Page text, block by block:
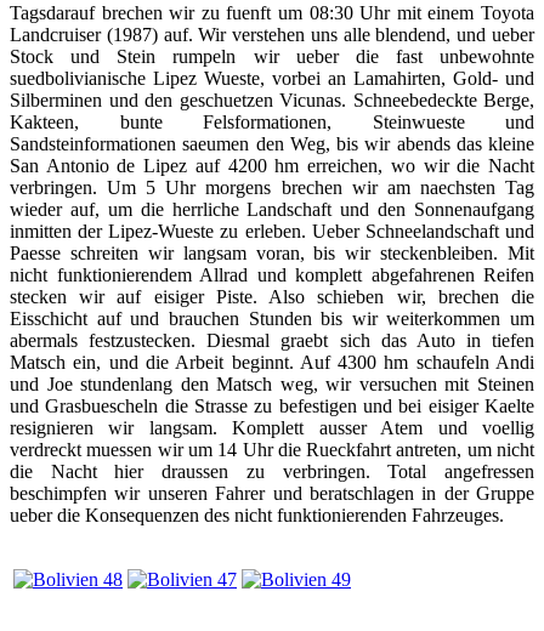
Tagsdarauf brechen wir zu fuenft um 08:30 Uhr mit einem Toyota
Landcruiser (1987) auf. Wir verstehen uns alle blendend, und ueber
Stock und Stein rumpeln wir ueber die fast unbewohnte
suedbolivianische Lipez Wueste, vorbei an Lamahirten, Gold- und
Silberminen und den geschuetzen Vicunas. Schneebedeckte Berge,
Kakteen, bunte Felsformationen, Steinwueste und
Sandsteinformationen saeumen den Weg, bis wir abends das kleine
San Antonio de Lipez auf 4200 hm erreichen, wo wir die Nacht
verbringen. Um 5 Uhr morgens brechen wir am naechsten Tag
wieder auf, um die herrliche Landschaft und den Sonnenaufgang
inmitten der Lipez-Wueste zu erleben. Ueber Schneelandschaft und
Paesse schreiten wir langsam voran, bis wir steckenbleiben. Mit
nicht funktionierendem Allrad und komplett abgefahrenen Reifen
stecken wir auf eisiger Piste. Also schieben wir, brechen die
Eisschicht auf und brauchen Stunden bis wir weiterkommen um
abermals festzustecken. Diesmal graebt sich das Auto in tiefen
Matsch ein, und die Arbeit beginnt. Auf 4300 hm schaufeln Andi
und Joe stundenlang den Matsch weg, wir versuchen mit Steinen
und Grasbuescheln die Strasse zu befestigen und bei eisiger Kaelte
resignieren wir langsam. Komplett ausser Atem und voellig
verdreckt muessen wir um 14 Uhr die Rueckfahrt antreten, um nicht
die Nacht hier draussen zu verbringen. Total angefressen
beschimpfen wir unseren Fahrer und beratschlagen in der Gruppe
ueber die Konsequenzen des nicht funktionierenden Fahrzeuges.